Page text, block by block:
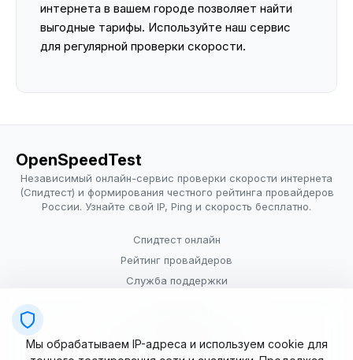
интернета в вашем городе позволяет найти
выгодные тарифы. Используйте наш сервис
для регулярной проверки скорости.
OpenSpeedTest
Независимый онлайн-сервис проверки скорости интернета
(Спидтест) и формирования честного рейтинга провайдеров
России. Узнайте свой IP, Ping и скорость бесплатно.
Спидтест онлайн
Рейтинг провайдеров
Служба поддержки
Условия использования
Мы обрабатываем IP-адреса и используем cookie для